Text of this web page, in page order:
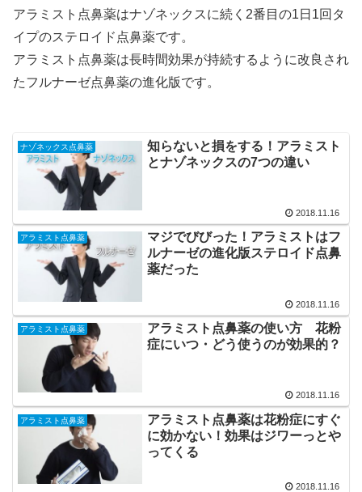
アラミスト点鼻薬はナゾネックスに続く2番目の1日1回タ
イプのステロイド点鼻薬です。
アラミスト点鼻薬は長時間効果が持続するように改良され
たフルナーゼ点鼻薬の進化版です。
ナゾネックス点鼻薬
知らないと損をする！アラミスト
とナゾネックスの7つの違い
2018.11.16
アラミスト点鼻薬
マジでびびった！アラミストはフ
ルナーゼの進化版ステロイド点鼻
薬だった
2018.11.16
アラミスト点鼻薬
アラミスト点鼻薬の使い方 花粉
症にいつ・どう使うのが効果的？
2018.11.16
アラミスト点鼻薬
アラミスト点鼻薬は花粉症にすぐ
に効かない！効果はジワーっとや
ってくる
2018.11.16